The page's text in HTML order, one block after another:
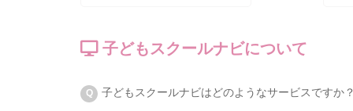
子どもスクールナビについて
子どもスクールナビはどのようなサービスですか？